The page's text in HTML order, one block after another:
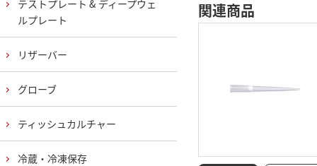
関連商品
テストプレート & ディープウェ
ルプレート
リザーバー
グローブ
ティッシュカルチャー
冷蔵・冷凍保存